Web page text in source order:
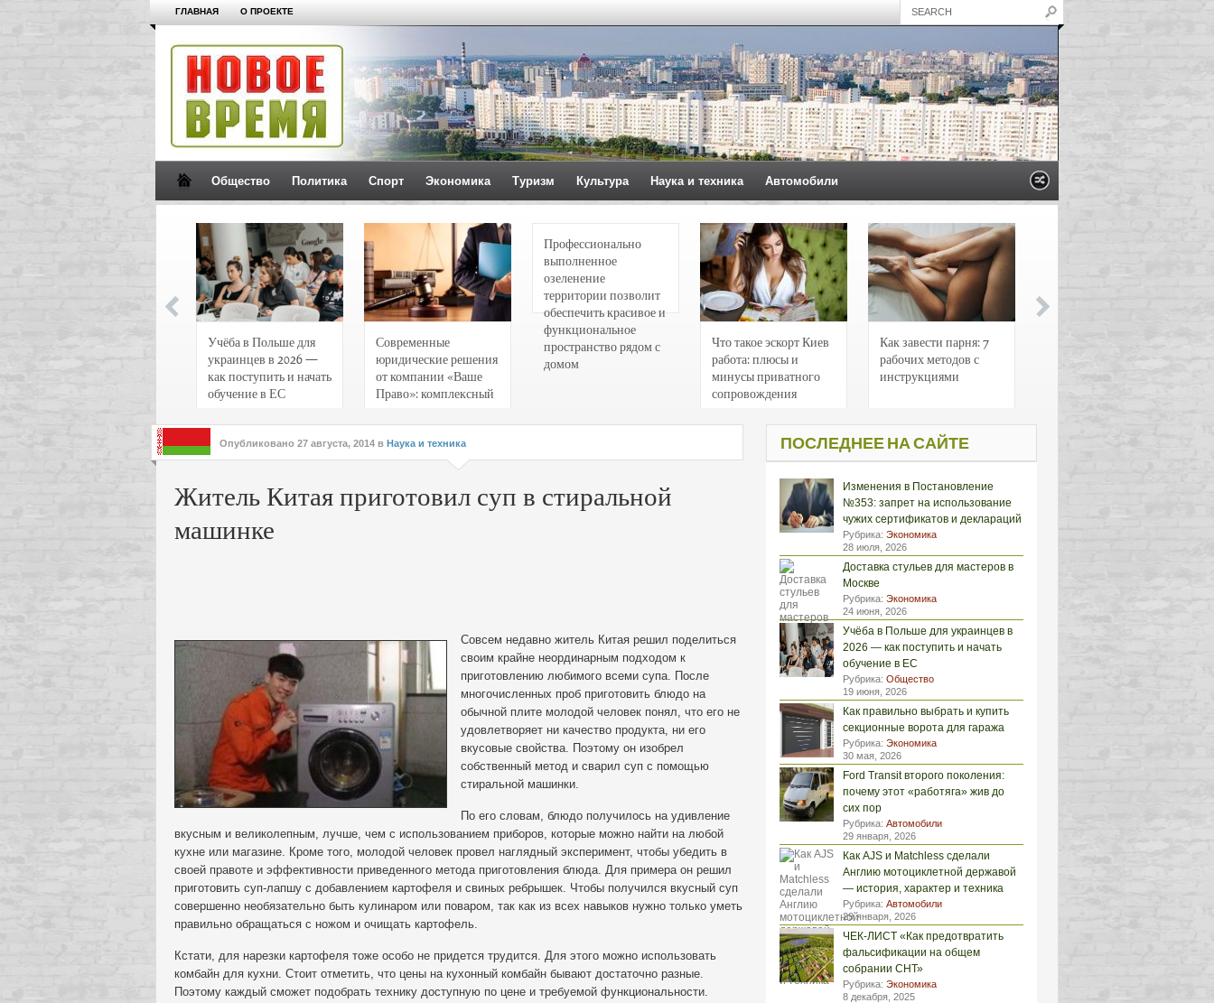
ГЛАВНАЯ О ПРОЕКТЕ
Общество Политика Спорт Экономика Туризм Культура Наука и техника Автомобили
Учёба в Польше для
украинцев в 2026 —
как поступить и начать
обучение в ЕС
Современные
юридические решения
от компании «Ваше
Право»: комплексный
интересов клиентов
Профессионально
выполненное
озеленение
территории позволит
обеспечить красивое и
функциональное
пространство рядом с
домом
Что такое эскорт Киев
работа: плюсы и
минусы приватного
сопровождения
Как завести парня: 7
рабочих методов с
инструкциями
Опубликовано 27 августа, 2014 в Наука и техника
Житель Китая приготовил суп в стиральной
машинке
Совсем недавно житель Китая решил поделиться
своим крайне неординарным подходом к
приготовлению любимого всеми супа. После
многочисленных проб приготовить блюдо на
обычной плите молодой человек понял, что его не
удовлетворяет ни качество продукта, ни его
вкусовые свойства. Поэтому он изобрел
собственный метод и сварил суп с помощью
стиральной машинки.
По его словам, блюдо получилось на удивление
вкусным и великолепным, лучше, чем с использованием приборов, которые можно найти на любой
кухне или магазине. Кроме того, молодой человек провел наглядный эксперимент, чтобы убедить в
своей правоте и эффективности приведенного метода приготовления блюда. Для примера он решил
приготовить суп-лапшу с добавлением картофеля и свиных ребрышек. Чтобы получился вкусный суп
совершенно необязательно быть кулинаром или поваром, так как из всех навыков нужно только уметь
правильно обращаться с ножом и очищать картофель.
Кстати, для нарезки картофеля тоже особо не придется трудится. Для этого можно использовать
комбайн для кухни. Стоит отметить, что цены на кухонный комбайн бывают достаточно разные.
Поэтому каждый сможет подобрать технику доступную по цене и требуемой функциональности.
ПОСЛЕДНЕЕ НА САЙТЕ
Изменения в Постановление
№353: запрет на использование
чужих сертификатов и деклараций
Рубрика: Экономика
28 июля, 2026
Доставка стульев для мастеров в
Москве
Рубрика: Экономика
24 июня, 2026
Учёба в Польше для украинцев в
2026 — как поступить и начать
обучение в ЕС
Рубрика: Общество
19 июня, 2026
Как правильно выбрать и купить
секционные ворота для гаража
Рубрика: Экономика
30 мая, 2026
Ford Transit второго поколения:
почему этот «работяга» жив до
сих пор
Рубрика: Автомобили
29 января, 2026
Как AJS и Matchless сделали
Англию мотоциклетной державой
— история, характер и техника
Рубрика: Автомобили
29 января, 2026
ЧЕК-ЛИСТ «Как предотвратить
фальсификации на общем
собрании СНТ»
Рубрика: Экономика
8 декабря, 2025